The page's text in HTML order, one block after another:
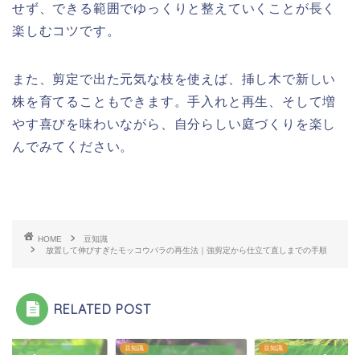
せず、できる範囲でゆっくりと整えていくことが長く
楽しむコツです。
また、剪定で出た元気な枝を使えば、挿し木で新しい
株を育てることもできます。手入れと再生、そして増
やす喜びを味わいながら、自分らしい庭づくりを楽し
んでみてください。
HOME
豆知識
放置して伸びすぎたモッコウバラの再生法｜強剪定から仕立て直しまでの手順
RELATED POST
豆知識 豆知識